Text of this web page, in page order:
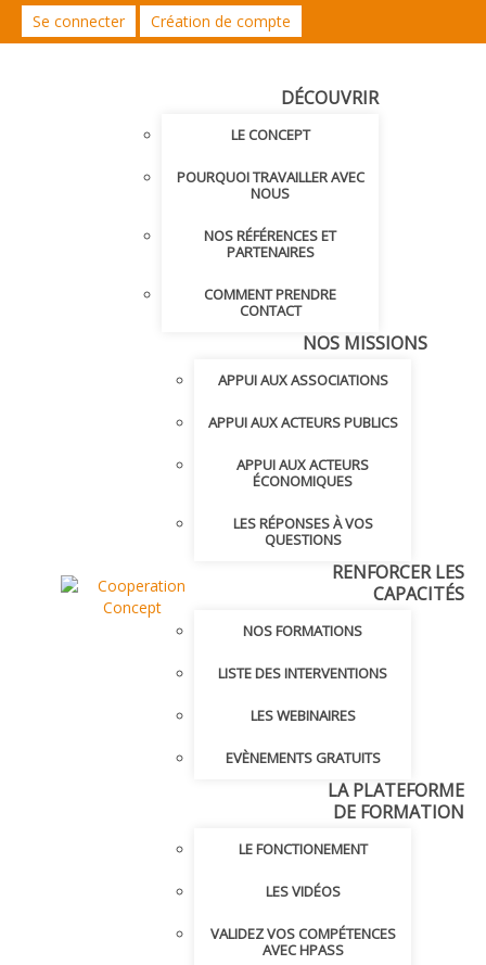
Se connecter Création de compte
DÉCOUVRIR
LE CONCEPT
POURQUOI TRAVAILLER AVEC
NOUS
NOS RÉFÉRENCES ET
PARTENAIRES
COMMENT PRENDRE
CONTACT
NOS MISSIONS
APPUI AUX ASSOCIATIONS
APPUI AUX ACTEURS PUBLICS
APPUI AUX ACTEURS
ÉCONOMIQUES
LES RÉPONSES À VOS
QUESTIONS
RENFORCER LES
CAPACITÉS
NOS FORMATIONS
LISTE DES INTERVENTIONS
LES WEBINAIRES
EVÈNEMENTS GRATUITS
LA PLATEFORME
DE FORMATION
LE FONCTIONEMENT
LES VIDÉOS
VALIDEZ VOS COMPÉTENCES
AVEC HPASS